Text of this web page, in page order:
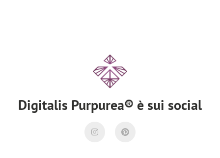
Digitalis Purpurea® è sui social